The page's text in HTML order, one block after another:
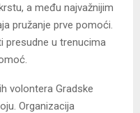
a među najvažnijim
pružanje prve pomoći.
presudne u trenucima
volontera Gradske
Organizacija